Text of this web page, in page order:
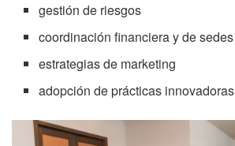
gestión de riesgos
coordinación financiera y de sedes
estrategias de marketing
adopción de prácticas innovadoras